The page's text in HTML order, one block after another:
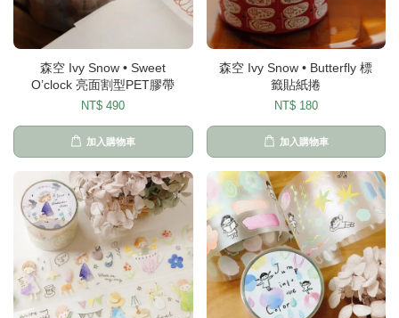
森空 Ivy Snow • Sweet
O’clock 亮面割型PET膠帶
NT$ 490
加入購物車
森空 Ivy Snow • Butterfly 標
籤貼紙捲
NT$ 180
加入購物車